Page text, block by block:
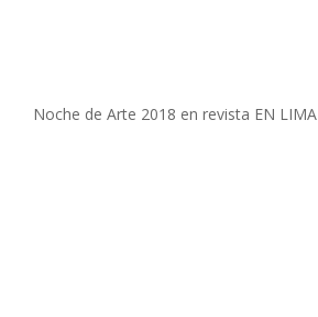
Noche de Arte 2018 en revista EN LIMA